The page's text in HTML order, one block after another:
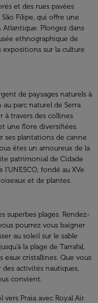
et des rues pavées
Filipe, qui offre une
Plongez dans
ethnographique de
expositions sur la culture
de paysages naturels à
parc naturel de Serra
à travers des collines
une flore diversifiées.
ses plantations de canne
êtes un amoureux de la
patrimonial de Cidade
fondé au XVe
et de plantes.
superbes plages. Rendez-
pourrez vous baigner
au soleil sur le sable
la plage de Tarrafal,
eaux cristallines. Que vous
activités nautiques,
convient.
vers Praia avec Royal Air